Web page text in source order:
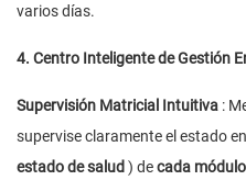
varios días.
4. Centro Inteligente de Gestión
Supervisión Matricial Intuitiva :
supervise claramente el estado
estado de salud ) decada